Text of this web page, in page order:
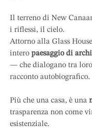
Il terreno di New
i riflessi, il cielo.
Attorno alla Glass
intero paesaggio di
— che dialogano tra
racconto autobiografico.
Più che una casa, è una
trasparenza non come
esistenziale.